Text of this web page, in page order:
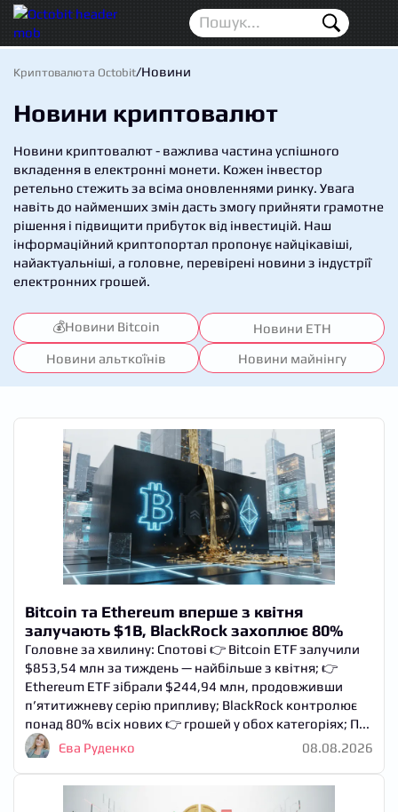
Новини
Для початківців
Аірдропи
Криптовалюта
Біржі
Трейдинг
Гаманці
Календар ICO
Прогноз цін
Криптовалюта Octobit/Новини
Новини криптовалют
Новини криптовалют - важлива частина успішного
вкладення в електронні монети. Кожен інвестор
ретельно стежить за всіма оновленнями ринку. Увага
навіть до найменших змін дасть змогу прийняти грамотне
рішення і підвищити прибуток від інвестицій. Наш
інформаційний криптопортал пропонує найцікавіші,
найактуальніші, а головне, перевірені новини з індустрії
електронних грошей.
💰Новини Bitcoin
Новини ETH
Новини альткоїнів
Новини майнінгу
Bitcoin та Ethereum вперше з квітня
залучають $1B, BlackRock захоплює 80%
Головне за хвилину: Спотові 👉 Bitcoin ETF залучили
$853,54 млн за тиждень — найбільше з квітня; 👉
Ethereum ETF зібрали $244,94 млн, продовживши
п’ятитижневу серію припливу; BlackRock контролює
понад 80% всіх нових 👉 грошей у обох категоріях; П...
Єва Руденко
08.08.2026